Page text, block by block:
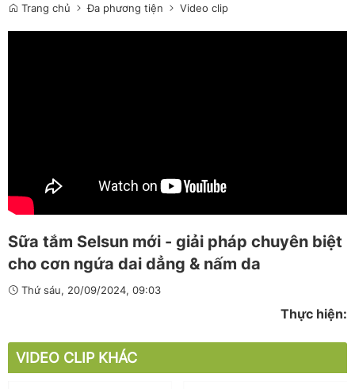
Trang chủ Đa phương tiện Video clip
Sữa tắm Selsun mới - giải pháp chuyên biệt
cho cơn ngứa dai dẳng & nấm da
Thứ sáu, 20/09/2024, 09:03
Thực hiện:
VIDEO CLIP KHÁC